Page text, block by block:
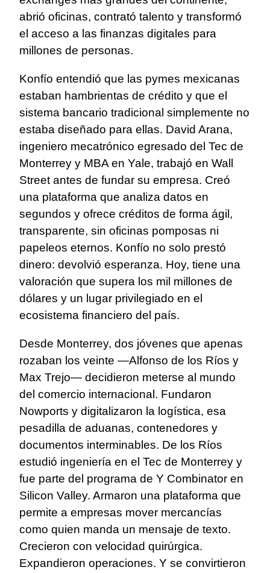
abrió oficinas, contrató talento y transformó
el acceso a las finanzas digitales para
millones de personas.
Konfío entendió que las pymes mexicanas
estaban hambrientas de crédito y que el
sistema bancario tradicional simplemente no
estaba diseñado para ellas. David Arana,
ingeniero mecatrónico egresado del Tec de
Monterrey y MBA en Yale, trabajó en Wall
Street antes de fundar su empresa. Creó
una plataforma que analiza datos en
segundos y ofrece créditos de forma ágil,
transparente, sin oficinas pomposas ni
papeleos eternos. Konfío no solo prestó
dinero: devolvió esperanza. Hoy, tiene una
valoración que supera los mil millones de
dólares y un lugar privilegiado en el
ecosistema financiero del país.
Desde Monterrey, dos jóvenes que apenas
rozaban los veinte —Alfonso de los Ríos y
Max Trejo— decidieron meterse al mundo
del comercio internacional. Fundaron
Nowports y digitalizaron la logística, esa
pesadilla de aduanas, contenedores y
documentos interminables. De los Ríos
estudió ingeniería en el Tec de Monterrey y
fue parte del programa de Y Combinator en
Silicon Valley. Armaron una plataforma que
permite a empresas mover mercancías
como quien manda un mensaje de texto.
Crecieron con velocidad quirúrgica.
Expandieron operaciones. Y se convirtieron